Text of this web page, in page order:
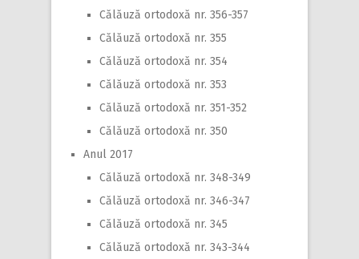
Călăuză ortodoxă nr. 356-357
Călăuză ortodoxă nr. 355
Călăuză ortodoxă nr. 354
Călăuză ortodoxă nr. 353
Călăuză ortodoxă nr. 351-352
Călăuză ortodoxă nr. 350
Anul 2017
Călăuză ortodoxă nr. 348-349
Călăuză ortodoxă nr. 346-347
Călăuză ortodoxă nr. 345
Călăuză ortodoxă nr. 343-344